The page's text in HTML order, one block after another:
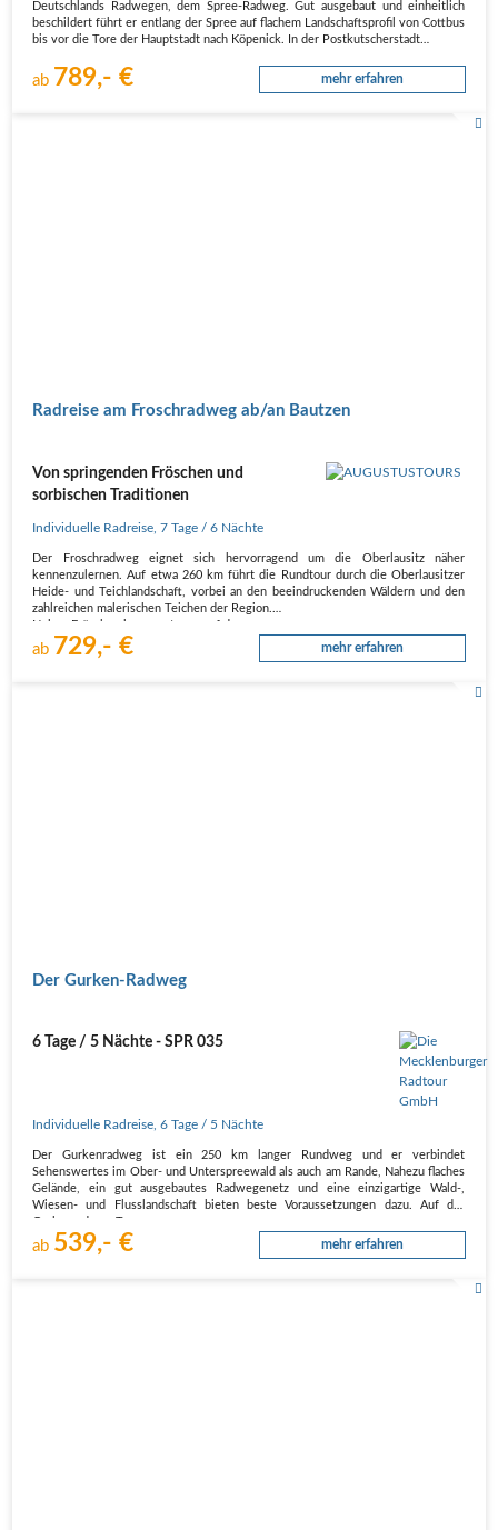
Deutschlands Radwegen, dem Spree-Radweg. Gut ausgebaut und einheitlich
beschildert führt er entlang der Spree auf flachem Landschaftsprofil von Cottbus
bis vor die Tore der Hauptstadt nach Köpenick. In der Postkutscherstadt…
ab 789,- € mehr erfahren
Radreise am Froschradweg ab/an Bautzen
Von springenden Fröschen und
sorbischen Traditionen
Individuelle Radreise ,7 Tage / 6 Nächte
Der Froschradweg eignet sich hervorragend um die Oberlausitz näher
kennenzulernen. Auf etwa 260 km führt die Rundtour durch die Oberlausitzer
Heide- und Teichlandschaft, vorbei an den beeindruckenden Wäldern und den
zahlreichen malerischen Teichen der Region.
ab 729,- € mehr erfahren
Der Gurken-Radweg
6 Tage / 5 Nächte - SPR 035
Individuelle Radreise ,6 Tage / 5 Nächte
Der Gurkenradweg ist ein 250 km langer Rundweg und er verbindet
Sehenswertes im Ober- und Unterspreewald als auch am Rande, Nahezu flaches
Gelände, ein gut ausgebautes Radwegenetz und eine einzigartige Wald-,
Wiesen- und Flusslandschaft bieten beste Voraussetzungen dazu. Auf der
ab 539,- € mehr erfahren